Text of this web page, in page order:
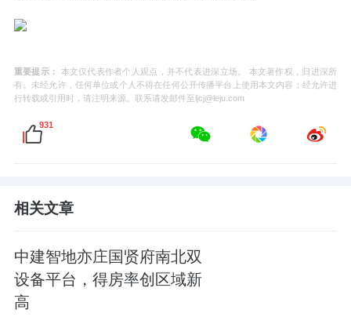
重要提示：
本文仅代表作者个人观点，并不代表进深立场。 本文著作权，归进深所
有。未经允许，任何单位或个人不得在任何公开传播平台上使用本文内容；经允许进
行转载或引用时，请注明来源。联系请发邮件至ljcj@leju.com
931
相关文章
中建智地亦庄国贤府南北双
设备平台，得房率创区域新
高